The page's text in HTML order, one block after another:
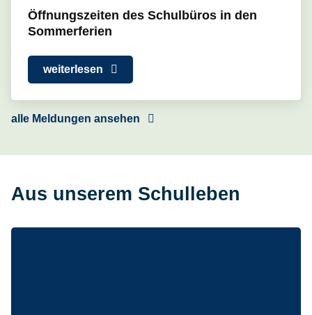
Öffnungszeiten des Schulbüros in den
Sommerferien
weiterlesen
alle Meldungen ansehen
Aus unserem Schulleben